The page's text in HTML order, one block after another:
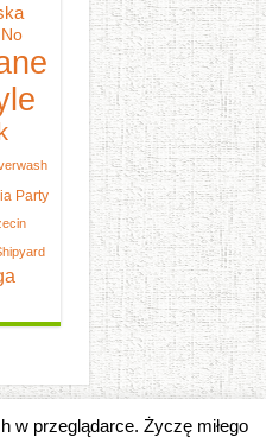
No
Party
w przeglądarce. Życzę miłego